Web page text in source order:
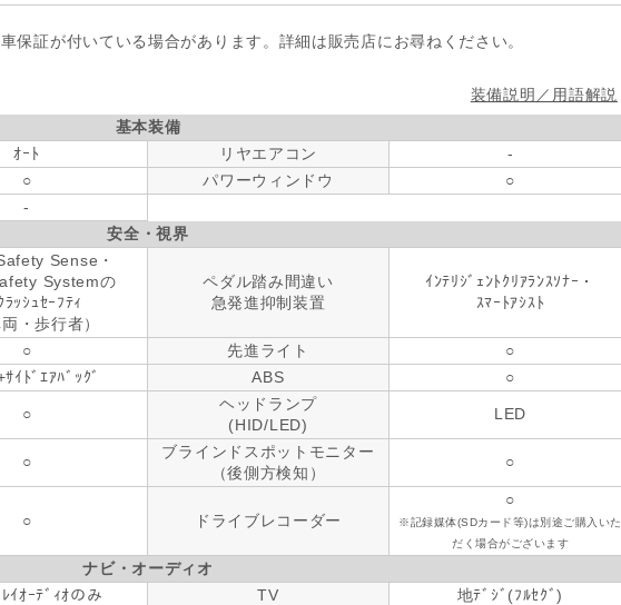
保証が付いている場合があります。詳細は販売店にお尋ねください。
装備説明／用語解説
基本装備
ｵｰﾄ リヤエアコン
-
○ パワーウィンドウ
○
-
安全・視界
Sense・
Systemの
ﾗｯｼｭｾｰﾌﾃｨ
両・歩行者）
ペダル踏み間違い
急発進抑制装置
ｲﾝﾃﾘｼﾞｪﾝﾄｸﾘｱﾗﾝｽｿﾅｰ・
ｽﾏｰﾄｱｼｽﾄ
○ 先進ライト
○
ｻｲﾄﾞｴｱﾊﾞｯｸﾞ ABS ○
○
ヘッドランプ
(HID/LED)
LED
○
ブラインドスポットモニター
（後側方検知）
○
○ ドライブレコーダー
○
※記録媒体(SDカード等)は別途ご購入いた
だく場合がございます
ナビ・オーディオ
ｲｵｰﾃﾞｨｵのみ TV
地ﾃﾞｼﾞ(ﾌﾙｾｸﾞ)